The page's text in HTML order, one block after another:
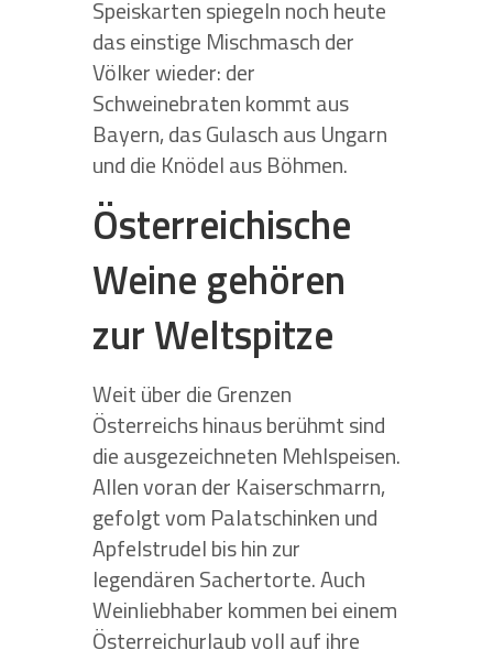
Speiskarten spiegeln noch heute
das einstige Mischmasch der
Völker wieder: der
Schweinebraten kommt aus
Bayern, das Gulasch aus Ungarn
und die Knödel aus Böhmen.
Österreichische
Weine gehören
zur Weltspitze
Weit über die Grenzen
Österreichs hinaus berühmt sind
die ausgezeichneten Mehlspeisen.
Allen voran der Kaiserschmarrn,
gefolgt vom Palatschinken und
Apfelstrudel bis hin zur
legendären Sachertorte. Auch
Weinliebhaber kommen bei einem
Österreichurlaub voll auf ihre